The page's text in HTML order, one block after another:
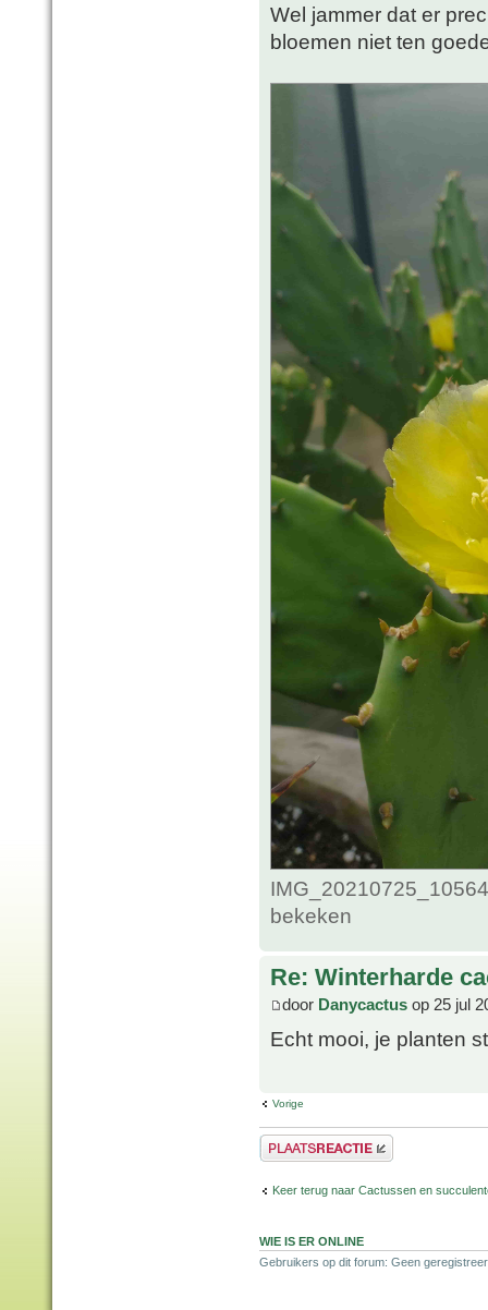
Wel jammer dat er
bloemen niet ten
bekeken
Re: Winterharde
door Danycactus op 25 jul
Echt mooi, je planten
Vorige
Plaats een reactie
Keer terug naar Cactussen en
WIE IS ER ONLINE
Gebruikers op dit forum: Geen